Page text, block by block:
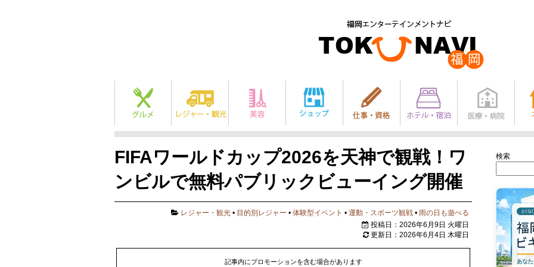
FIFAワールドカップ2026を天神で観戦！ワ
ンビルで無料パブリックビューイング開催
レジャー・観光 • 目的別レジャー • 体験型イベント • 運動・スポーツ観戦 • 雨の日も遊べる
投稿日：2026年6月9日 火曜日
更新日：2026年6月4日 木曜日
記事内にプロモーションを含む場合があります
検索